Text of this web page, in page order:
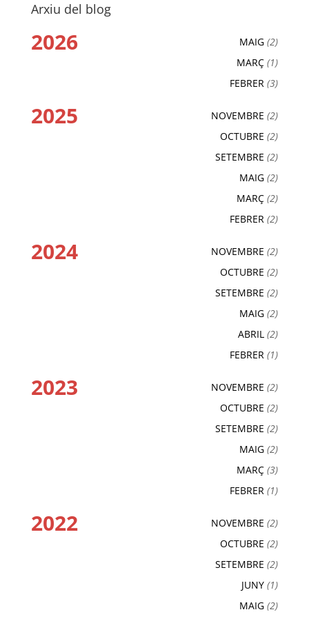
Arxiu del blog
2026 MAIG (2)
MARÇ (1)
FEBRER (3)
2025 NOVEMBRE (2)
OCTUBRE (2)
SETEMBRE (2)
MAIG (2)
MARÇ (2)
FEBRER (2)
2024 NOVEMBRE (2)
OCTUBRE (2)
SETEMBRE (2)
MAIG (2)
ABRIL (2)
FEBRER (1)
2023 NOVEMBRE (2)
OCTUBRE (2)
SETEMBRE (2)
MAIG (2)
MARÇ (3)
FEBRER (1)
2022 NOVEMBRE (2)
OCTUBRE (2)
SETEMBRE (2)
JUNY (1)
MAIG (2)